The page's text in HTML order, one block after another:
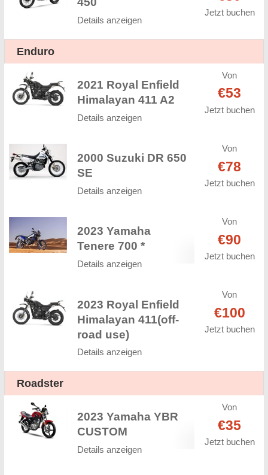
Details anzeigen
Jetzt buchen
Enduro
2021 Royal Enfield
Himalayan 411 A2
Details anzeigen
Von
€53
Jetzt buchen
2000 Suzuki DR 650
SE
Details anzeigen
Von
€78
Jetzt buchen
2023 Yamaha
Tenere 700 *
Details anzeigen
Von
€90
Jetzt buchen
2023 Royal Enfield
Himalayan 411(off-
road use)
Details anzeigen
Von
€100
Jetzt buchen
Roadster
2023 Yamaha YBR
CUSTOM
Details anzeigen
Von
€35
Jetzt buchen